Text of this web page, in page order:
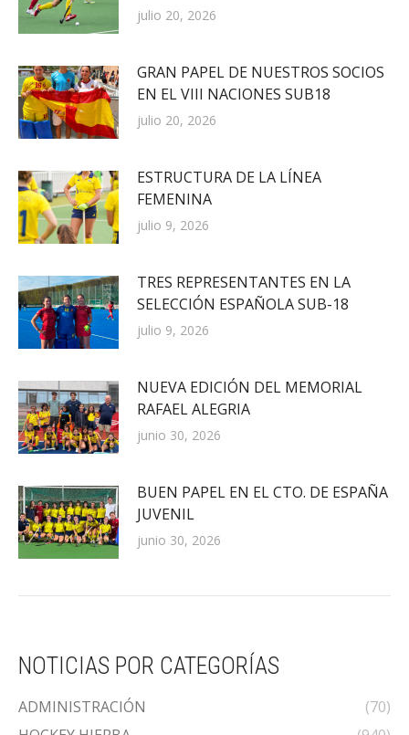
julio 20, 2026
GRAN PAPEL DE NUESTROS SOCIOS
EN EL VIII NACIONES SUB18
julio 20, 2026
ESTRUCTURA DE LA LÍNEA
FEMENINA
julio 9, 2026
TRES REPRESENTANTES EN LA
SELECCIÓN ESPAÑOLA SUB-18
julio 9, 2026
NUEVA EDICIÓN DEL MEMORIAL
RAFAEL ALEGRIA
junio 30, 2026
BUEN PAPEL EN EL CTO. DE ESPAÑA
JUVENIL
junio 30, 2026
NOTICIAS POR CATEGORÍAS
ADMINISTRACIÓN
(70)